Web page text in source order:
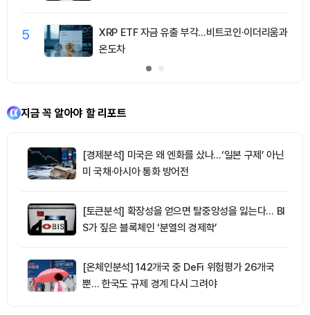
5
XRP ETF 자금 유출 부각…비트코인·이더리움과
온도차
지금 꼭 알아야 할 리포트
[경제분석] 미국은 왜 엔화를 샀나…‘일본 구제’ 아닌
미 국채·아시아 통화 방어전
[토큰분석] 확장성을 얻으면 탈중앙성을 잃는다… BI
S가 짚은 블록체인 ‘분열의 경제학’
[온체인분석] 142개국 중 DeFi 위험평가 26개국
뿐… 한국도 규제 경계 다시 그려야